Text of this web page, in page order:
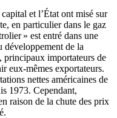
et l’État ont misé sur
en particulier dans le gaz
» est entré dans une
développement de la
importateurs de
eux-mêmes exportateurs.
nettes américaines de
1973. Cependant,
raison de la chute des prix